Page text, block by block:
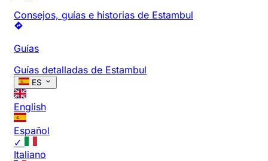
Consejos, guías e historias de Estambul
Guías
Guías detalladas de Estambul
ES
English
Español
✓
Italiano